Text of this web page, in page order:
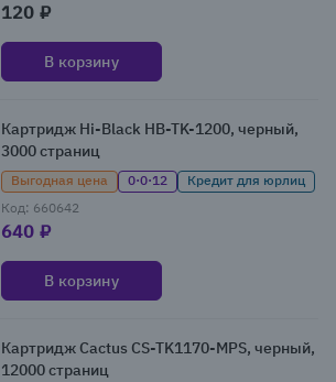
120 ₽
В корзину
Картридж Hi-Black HB-TK-1200, черный,
3000 страниц
Выгодная цена 0·0·12
Кредит для юрлиц
Код: 660642
640 ₽
В корзину
Картридж Cactus CS-TK1170-MPS, черный,
12000 страниц